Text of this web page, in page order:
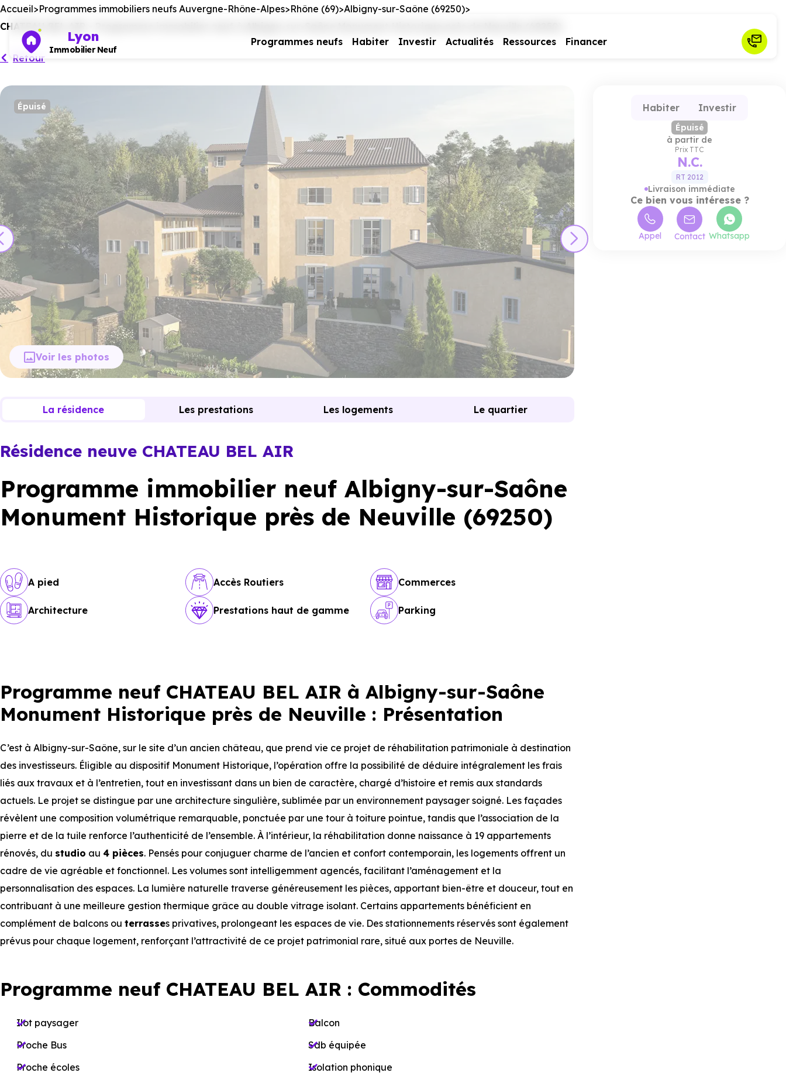
Lyon
Immobilier Neuf
Programmes neufs Habiter Investir Actualités Ressources Financer
Accueil Programmes immobiliers neufs Auvergne-Rhône-Alpes Rhône (69) Albigny-sur-Saône (69250)
CHATEAU BEL AIR - Programme immobilier neuf à Albigny-sur-Saône Monument Historique près de Neuville (69250)
Retour
Épuisé
Voir les photos
Ce programme vous intéresse
Nous contacter
Résidence neuve CHATEAU BEL AIR
Programme immobilier neuf Albigny-sur-Saône
Monument Historique près de Neuville (69250)
A pied Accès Routiers Commerces
Architecture Prestations haut de gamme Parking
Habiter Investir
Épuisé
à partir de
Prix TTC
N.C.
RT 2012
Livraison immédiate
Ce bien vous intéresse ?
Appel Contact Whatsapp
La résidence Les prestations Les logements Le quartier
Programme neuf CHATEAU BEL AIR à Albigny-sur-Saône
Monument Historique près de Neuville : Présentation
C’est à Albigny-sur-Saône, sur le site d’un ancien château, que prend vie ce projet de réhabilitation patrimoniale à destination
des investisseurs. Éligible au dispositif Monument Historique, l’opération offre la possibilité de déduire intégralement les frais
liés aux travaux et à l’entretien, tout en investissant dans un bien de caractère, chargé d’histoire et remis aux standards
actuels. Le projet se distingue par une architecture singulière, sublimée par un environnement paysager soigné. Les façades
révèlent une composition volumétrique remarquable, ponctuée par une tour à toiture pointue, tandis que l’association de la
pierre et de la tuile renforce l’authenticité de l’ensemble. À l’intérieur, la réhabilitation donne naissance à 19 appartements
rénovés, du studio au 4 pièces. Pensés pour conjuguer charme de l’ancien et confort contemporain, les logements offrent un
cadre de vie agréable et fonctionnel. Les volumes sont intelligemment agencés, facilitant l’aménagement et la
personnalisation des espaces. La lumière naturelle traverse généreusement les pièces, apportant bien-être et douceur, tout en
contribuant à une meilleure gestion thermique grâce au double vitrage isolant. Certains appartements bénéficient en
complément de balcons ou terrasses privatives, prolongeant les espaces de vie. Des stationnements réservés sont également
prévus pour chaque logement, renforçant l’attractivité de ce projet patrimonial rare, situé aux portes de Neuville.
Programme neuf CHATEAU BEL AIR : Commodités
Ilot paysager
Proche Bus
Proche écoles
Balcon
Sdb équipée
Isolation phonique